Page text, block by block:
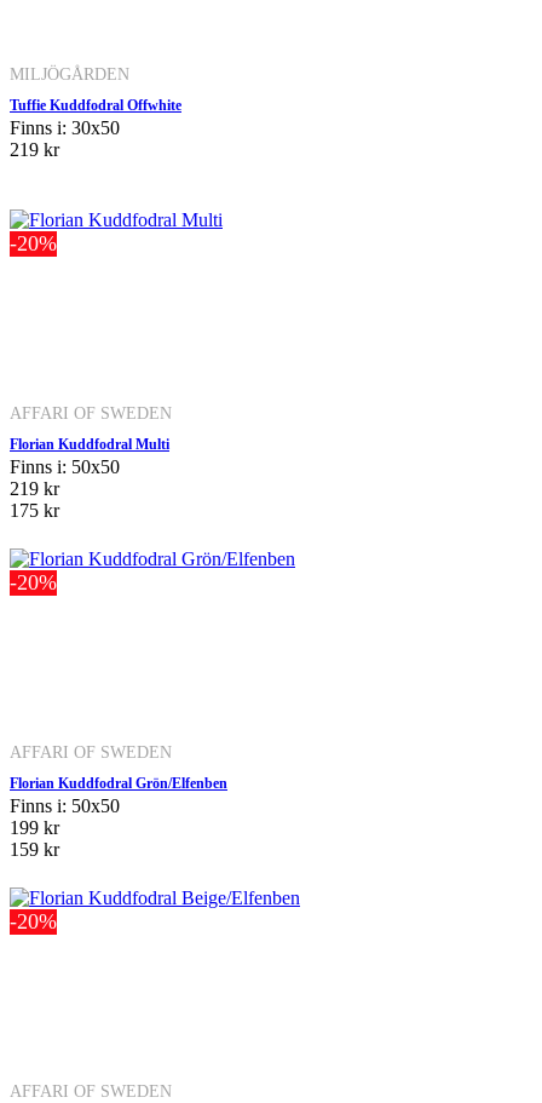
MILJÖGÅRDEN
Tuffie Kuddfodral Offwhite
Finns i: 30x50
219 kr
-20%
AFFARI OF SWEDEN
Florian Kuddfodral Multi
Finns i: 50x50
219 kr
175 kr
-20%
AFFARI OF SWEDEN
Florian Kuddfodral Grön/Elfenben
Finns i: 50x50
199 kr
159 kr
-20%
AFFARI OF SWEDEN